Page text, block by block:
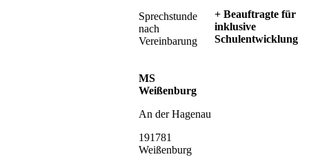
Sprechstunde
nach
Vereinbarung
+ Beauftragte für
inklusive
Schulentwicklung
MS
Weißenburg
An der Hagenau
191781
Weißenburg